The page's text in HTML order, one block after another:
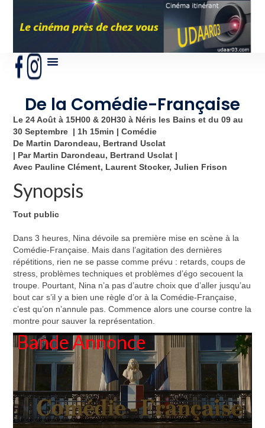
De la Comédie-Française
Le 24 Août à 15H00 & 20H30 à Néris les Bains et du 09 au
30 Septembre | 1h 15min | Comédie
De Martin Darondeau, Bertrand Usclat
| Par Martin Darondeau, Bertrand Usclat |
Avec Pauline Clément, Laurent Stocker, Julien Frison
Synopsis
Tout public
Dans 3 heures, Nina dévoile sa première mise en scène à la
Comédie-Française. Mais dans l’agitation des dernières
répétitions, rien ne se passe comme prévu : retards, coups de
stress, problèmes techniques et problèmes d’égo secouent la
troupe. Pourtant, Nina n’a pas d’autre choix que d’aller jusqu’au
bout car s’il y a bien une règle d’or à la Comédie-Française,
c’est qu’on n’annule pas. Commence alors une course contre la
montre pour sauver la représentation.
Bande Annonce